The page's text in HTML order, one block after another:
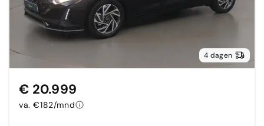
4 dagen
€ 20.999
va. €182/mnd